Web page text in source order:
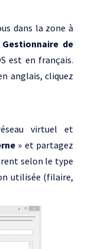
dans la zone à
Gestionnaire de
est en français.
anglais, cliquez
virtuel et
» et partagez
selon le type
utilisée (filaire,